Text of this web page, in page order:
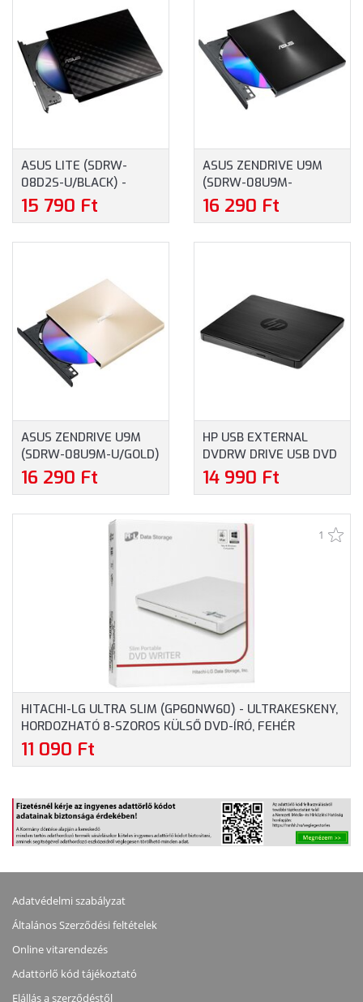
ASUS LITE (SDRW-
08D2S-U/BLACK) -
ULTRAVÉKONY,
HORDOZHATÓ 8-SZOROS
15 790 Ft
ASUS ZENDRIVE U9M
(SDRW-08U9M-
U/BLACK) -
ULTRAVÉKONY,
16 290 Ft
ASUS ZENDRIVE U9M
(SDRW-08U9M-U/GOLD)
- ULTRAVÉKONY,
HORDOZHATÓ 8-SZOROS
TÁMOGATÁSSAL, ARANY
16 290 Ft
HP USB EXTERNAL
DVDRW DRIVE USB DVD
ÍRÓ (F2B56AA)
14 990 Ft
1
HITACHI-LG ULTRA SLIM (GP60NW60) - ULTRAKESKENY,
HORDOZHATÓ 8-SZOROS KÜLSŐ DVD-ÍRÓ, FEHÉR
11 090 Ft
Adatvédelmi szabályzat
Általános Szerződési feltételek
Online vitarendezés
Adattörlő kód tájékoztató
Elállás a szerződéstől